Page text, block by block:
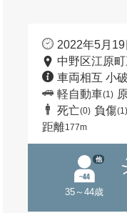
2022年5月
中野区江原
車両相互 小
軽自動車(1)
死亡(0) 負傷(1)
距離177m
35～44歳
他